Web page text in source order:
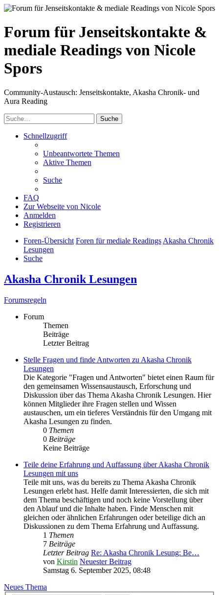
Forum für Jenseitskontakte &
mediale Readings von Nicole
Spors
Community-Austausch: Jenseitskontakte, Akasha Chronik- und
Aura Reading
Suche
Schnellzugriff
Unbeantwortete Themen
Aktive Themen
Suche
FAQ
Zur Webseite von Nicole
Anmelden
Registrieren
Foren-Übersicht Foren für mediale Readings Akasha Chronik
Lesungen
Suche
Akasha Chronik Lesungen
Forumsregeln
Forum
Themen
Beiträge
Letzter Beitrag
Stelle Fragen und finde Antworten zu Akasha Chronik
Lesungen
Die Kategorie "Fragen und Antworten" bietet einen Raum für
den gemeinsamen Wissensaustausch, Erforschung und
Diskussion über das Thema Akasha Chronik Lesungen. Hier
können Mitglieder ihre Fragen stellen und Wissen
austauschen, um ein tieferes Verständnis für den Umgang mit
Akasha Lesungen zu finden.
0 Themen
0 Beiträge
Keine Beiträge
Teile deine Erfahrung und Auffassung über Akasha Chronik
Lesungen mit uns
Teile mit uns, was du bereits zu Thema Akasha Chronik
Lesungen erlebt hast. Helfe damit Interessierten, die sich mit
dem Thema beschäftigen und noch keine Vorstellung über
den Ablauf und die Inhalte haben. Finde Menschen mit
gleichen oder ähnlichen Erfahrungen oder beteilige dich an
Diskussionen zu dem Thema Erfahrung und Auffassung.
1 Themen
7 Beiträge
Letzter Beitrag Re: Akasha Chronik Lesung: Be…
von Kirstin Neuester Beitrag
Samstag 6. September 2025, 08:48
Neues Thema